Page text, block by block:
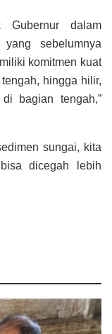
dalam
sebelumnya
komitmen kuat
hingga hilir,
bagian tengah,”
sungai, kita
dicegah lebih